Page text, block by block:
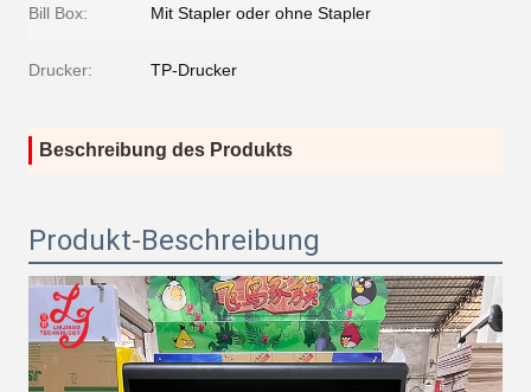
Bill Box: Mit Stapler oder ohne Stapler
Drucker: TP-Drucker
Beschreibung des Produkts
Produkt-Beschreibung